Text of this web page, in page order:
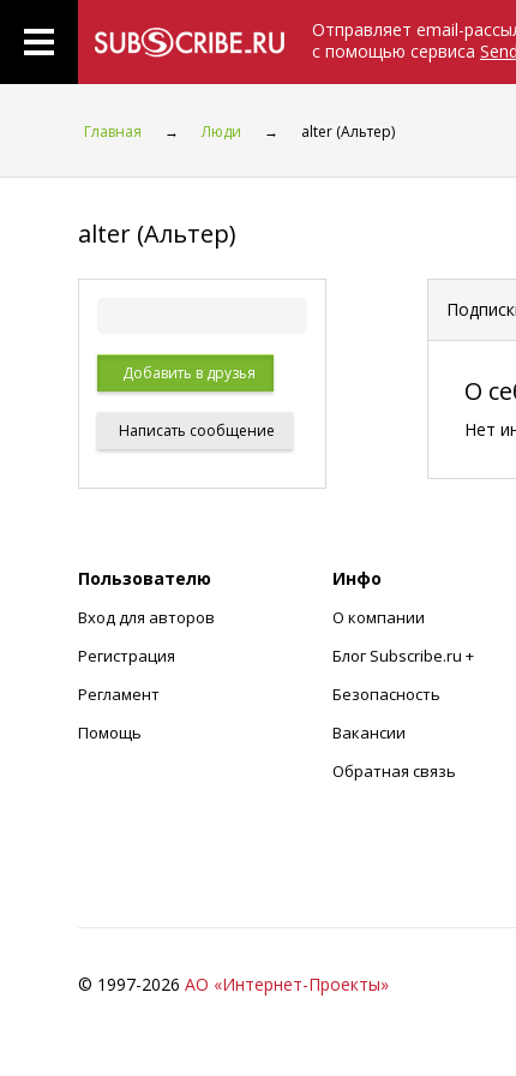
Отправляет email-
с помощью сервиса
Главная → Люди → alter (Альтер)
alter (Альтер)
Добавить в друзья
Написать сообщение
О
Нет
Пользователю
Вход для авторов
Регистрация
Регламент
Помощь
Инфо
О компании
Блог Subscribe.ru +
Безопасность
Вакансии
Обратная связь
© 1997-2026 АО «Интернет-Проекты»